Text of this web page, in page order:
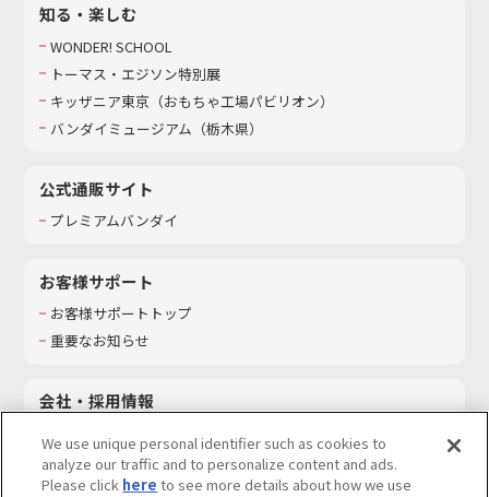
知る・楽しむ
WONDER! SCHOOL
トーマス・エジソン特別展
キッザニア東京（おもちゃ工場パビリオン）​
バンダイミュージアム（栃木県）
公式通販サイト
プレミアムバンダイ
お客様サポート
お客様サポートトップ
重要なお知らせ
会社・採用情報
採用情報
サステナビリティ
We use unique personal identifier such as cookies to
analyze our traffic and to personalize content and ads.
Please click here to see more details about how we use